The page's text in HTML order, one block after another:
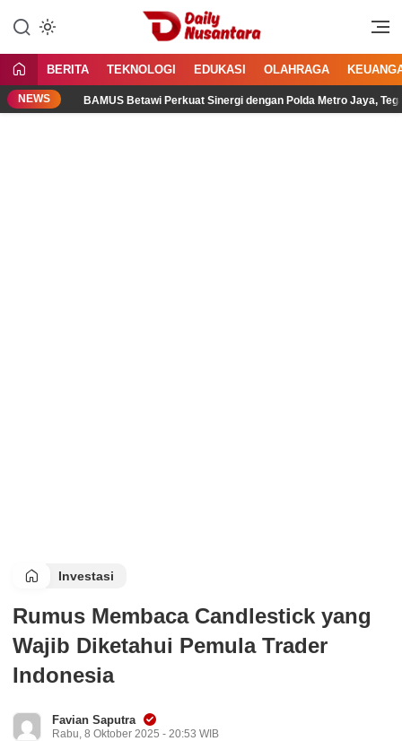
konten
Daily Nusantara
Menyajikan Fakta, Menginspirasi
BERITA TEKNOLOGI EDUKASI OLAHRAGA
NEWSBAMUS Betawi Perkuat Sinergi dengan Polda Metro Jaya,
Investasi
Rumus Membaca Candlestick yang
Wajib Diketahui Pemula Trader
Indonesia
Favian Saputra
Rabu, 8 Oktober 2025 - 20:53 WIB